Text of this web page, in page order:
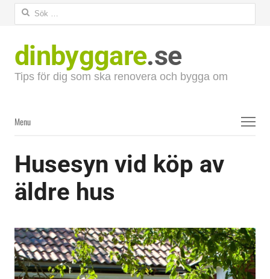
Sök
dinbyggare.se
Tips för dig som ska renovera och bygga om
Menu
Menu
Husesyn vid köp av
äldre hus